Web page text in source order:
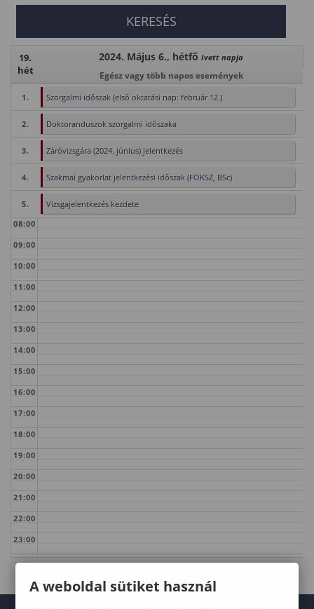
19.
hét
2024. Május 6., hétfő Ivett napja
Egész vagy több napos események
1. Szorgalmi időszak (első oktatási nap: február 12.)
2. Doktoranduszok szorgalmi időszaka
3. Záróvizsgára (2024. június) jelentkezés
4. Szakmai gyakorlat jelentkezési időszak (FOKSZ, BSc)
5.
Vizsgajelentkezés kezdete
08:00
09:00
10:00
11:00
12:00
13:00
14:00
15:00
16:00
17:00
18:00
19:00
20:00
21:00
22:00
23:00
A weboldal sütiket használ